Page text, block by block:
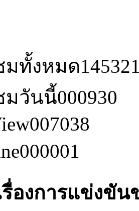
มทั้งหมด
มวันนี้000930
007038
000001
องการแข่งขั